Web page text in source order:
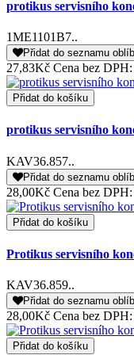
protikus servisního
1ME1101B7..
Přidat do seznamu
27,83Kč Cena bez
Přidat do košíku
protikus servisního
KAV36.857..
Přidat do seznamu
28,00Kč Cena bez
Přidat do košíku
Protikus servisního
KAV36.859..
Přidat do seznamu
28,00Kč Cena bez
Přidat do košíku